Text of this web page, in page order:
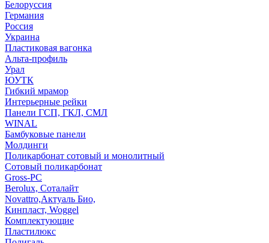
Белоруссия
Германия
Россия
Украина
Пластиковая вагонка
Альта-профиль
Урал
ЮУТК
Гибкий мрамор
Интерьерные рейки
Панели ГСП, ГКЛ, СМЛ
WINAL
Бамбуковые панели
Молдинги
Поликарбонат сотовый и монолитный
Сотовый поликарбонат
Gross-PC
Berolux, Соталайт
Novattro,Актуаль Био,
Кинпласт, Woggel
Комплектующие
Пластилюкс